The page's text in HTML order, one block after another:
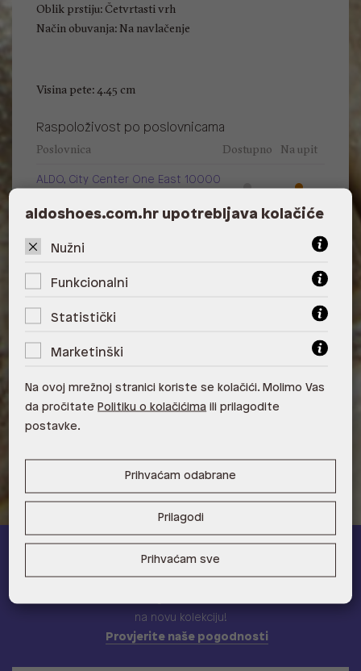
Oblik prstiju: Četvrtasti vrh
Način obuvanja: Na navlačenje
Visina pete: 4.45 cm
Raspoloživost po poslovnicama
Poslovnica Dostupno Na upit
ALDO, City Center One East 10000
10000 Zagreb
ALDO, Arena Centar 10020 Zagreb
ALDO, Mall of Split Split
ALDO, City Center One Split 21000
Split
ALDO, Tower Centar 51000 Rijeka
ALDO, Supernova Zadar Zadar
ALDO A-list
na novu kolekciju!
Provjerite naše pogodnosti
aldoshoes.com.hr upotrebljava kolačiće
Nužni
Funkcionalni
Statistički
Marketinški
Na ovoj mrežnoj stranici koriste se kolačići. Molimo Vas
da pročitate Politiku o kolačićima ili prilagodite
postavke.
Prihvaćam odabrane
Prilagodi
Prihvaćam sve